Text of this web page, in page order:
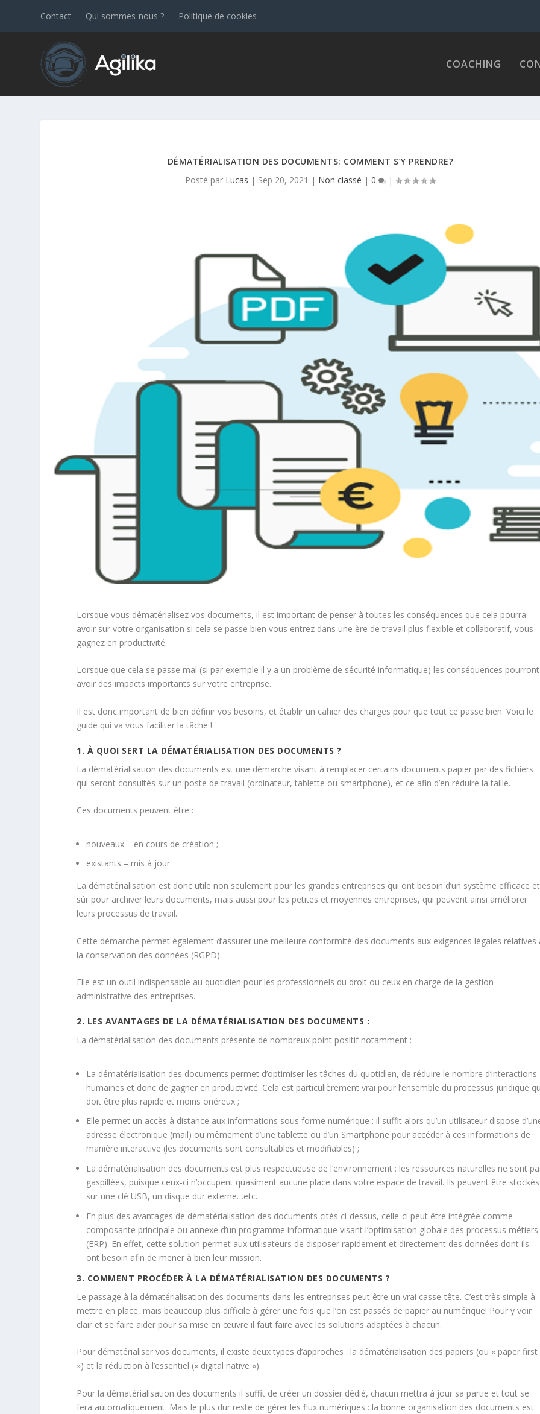
Contact Qui sommes-nous ? Politique de cookies
COACHING
DÉMATÉRIALISATION DES DOCUMENTS: COMMENT S’Y PRENDRE?
Posté par Lucas | Sep 20, 2021 | Non classé |0 |
Lorsque vous dématérialisez vos documents, il est important de penser à toutes les conséquences que cela pourra
avoir sur votre organisation si cela se passe bien vous entrez dans une ère de travail plus flexible et collaboratif, vous
gagnez en productivité.
Lorsque que cela se passe mal (si par exemple il y a un problème de sécurité informatique) les conséquences pourront
avoir des impacts importants sur votre entreprise.
Il est donc important de bien définir vos besoins, et établir un cahier des charges pour que tout ce passe bien. Voici le
guide qui va vous faciliter la tâche !
1. À QUOI SERT LA DÉMATÉRIALISATION DES DOCUMENTS ?
La dématérialisation des documents est une démarche visant à remplacer certains documents papier par des fichiers
qui seront consultés sur un poste de travail (ordinateur, tablette ou smartphone), et ce afin d’en réduire la taille.
Ces documents peuvent être :
nouveaux – en cours de création ;
existants – mis à jour.
La dématérialisation est donc utile non seulement pour les grandes entreprises qui ont besoin d’un système efficace et
sûr pour archiver leurs documents, mais aussi pour les petites et moyennes entreprises, qui peuvent ainsi améliorer
leurs processus de travail.
Cette démarche permet également d’assurer une meilleure conformité des documents aux exigences légales relatives
la conservation des données (RGPD).
Elle est un outil indispensable au quotidien pour les professionnels du droit ou ceux en charge de la gestion
administrative des entreprises.
2. LES AVANTAGES DE LA DÉMATÉRIALISATION DES DOCUMENTS :
La dématérialisation des documents présente de nombreux point positif notamment :
La dématérialisation des documents permet d’optimiser les tâches du quotidien, de réduire le nombre d’interactions
humaines et donc de gagner en productivité. Cela est particulièrement vrai pour l’ensemble du processus juridique
doit être plus rapide et moins onéreux ;
Elle permet un accès à distance aux informations sous forme numérique : il suffit alors qu’un utilisateur dispose
adresse électronique (mail) ou mêmement d’une tablette ou d’un Smartphone pour accéder à ces informations de
manière interactive (les documents sont consultables et modifiables) ;
La dématérialisation des documents est plus respectueuse de l’environnement : les ressources naturelles ne sont
gaspillées, puisque ceux-ci n’occupent quasiment aucune place dans votre espace de travail. Ils peuvent être stockés
sur une clé USB, un disque dur externe…etc.
En plus des avantages de dématérialisation des documents cités ci-dessus, celle-ci peut être intégrée comme
composante principale ou annexe d’un programme informatique visant l’optimisation globale des processus métiers
(ERP). En effet, cette solution permet aux utilisateurs de disposer rapidement et directement des données dont ils
ont besoin afin de mener à bien leur mission.
3. COMMENT PROCÉDER À LA DÉMATÉRIALISATION DES DOCUMENTS ?
Le passage à la dématérialisation des documents dans les entreprises peut être un vrai casse-tête. C’est très simple à
mettre en place, mais beaucoup plus difficile à gérer une fois que l’on est passés de papier au numérique! Pour y voir
clair et se faire aider pour sa mise en œuvre il faut faire avec les solutions adaptées à chacun.
Pour dématérialiser vos documents, il existe deux types d’approches : la dématérialisation des papiers (ou « paper first
») et la réduction à l’essentiel (« digital native »).
Pour la dématérialisation des documents il suffit de créer un dossier dédié, chacun mettra à jour sa partie et tout se
fera automatiquement. Mais le plus dur reste de gérer les flux numériques : la bonne organisation des documents est